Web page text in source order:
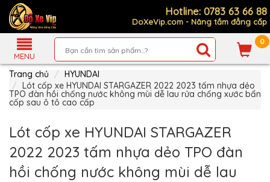
Hotline: 0783 63 66 88
DoXeVip.com - Nâng tầm đẳng cấp
MENU
0
Giới
Thiệu
Sản
Phẩm
Hướng
Mua
Hàng
Chính
Sách
Thanh
Trang chủ
HYUNDAI
Lót cốp xe HYUNDAI STARGAZER 2022 2023 tấm nhựa dẻo
TPO đàn hồi chống nước không mùi dễ lau rửa chống xước bẩn
cốp sau ô tô cao cấp
Lót cốp xe HYUNDAI STARGAZER
2022 2023 tấm nhựa dẻo TPO đàn
hồi chống nước không mùi dễ lau